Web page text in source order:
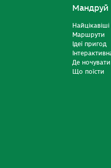
Мандруй
Маршрути
Ідеї пригод
Де ночувати
Що поїсти